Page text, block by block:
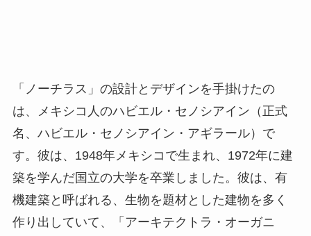
「ノーチラス」の設計とデザインを手掛けたの
は、メキシコ人のハビエル・セノシアイン（正式
名、ハビエル・セノシアイン・アギラール）で
す。彼は、1948年メキシコで生まれ、1972年に建
築を学んだ国立の大学を卒業しました。彼は、有
機建築と呼ばれる、生物を題材とした建物を多く
作り出していて、「アーキテクトラ・オーガニ